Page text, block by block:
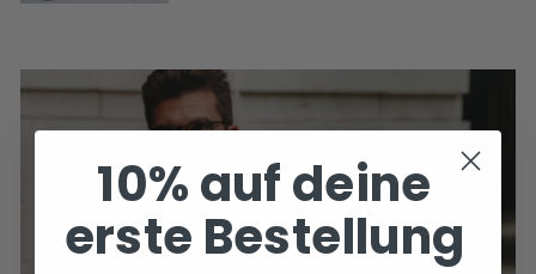
10% auf deine
erste Bestellung